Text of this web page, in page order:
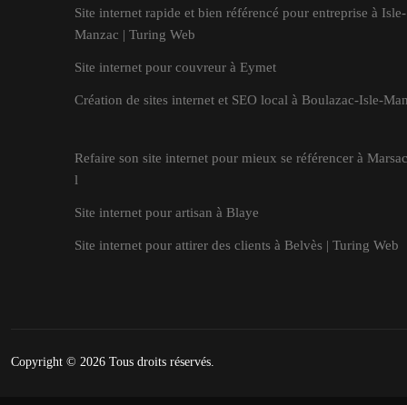
Site internet rapide et bien référencé pour entreprise à Isle-
Manzac | Turing Web
Site internet pour couvreur à Eymet
Création de sites internet et SEO local à Boulazac-Isle-
Refaire son site internet pour mieux se référencer à
l
Site internet pour artisan à Blaye
Site internet pour attirer des clients à Belvès | Turing Web
Copyright © 2026 Tous droits réservés.